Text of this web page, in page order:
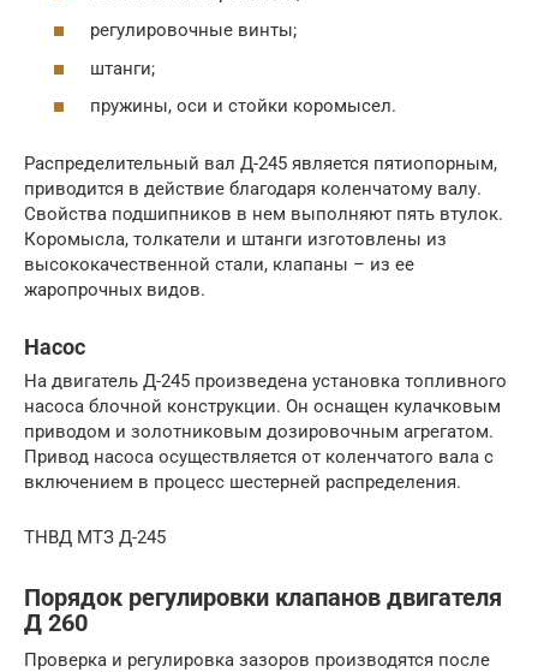
регулировочные винты;
штанги;
пружины, оси и стойки коромысел.
Распределительный вал Д-245 является пятиопорным,
приводится в действие благодаря коленчатому валу.
Свойства подшипников в нем выполняют пять втулок.
Коромысла, толкатели и штанги изготовлены из
высококачественной стали, клапаны – из ее
жаропрочных видов.
Насос
На двигатель Д-245 произведена установка топливного
насоса блочной конструкции. Он оснащен кулачковым
приводом и золотниковым дозировочным агрегатом.
Привод насоса осуществляется от коленчатого вала с
включением в процесс шестерней распределения.
ТНВД МТЗ Д-245
Порядок регулировки клапанов двигателя
Д 260
Проверка и регулировка зазоров производятся после